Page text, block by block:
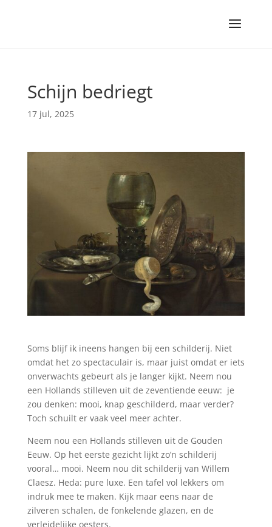
Schijn bedriegt
17 jul, 2025
Soms blijf ik ineens hangen bij een schilderij. Niet
omdat het zo spectaculair is, maar juist omdat er iets
onverwachts gebeurt als je langer kijkt. Neem nou
een Hollands stilleven uit de zeventiende eeuw: je
zou denken: mooi, knap geschilderd, maar verder?
Toch schuilt er vaak veel meer achter.
Neem nou een Hollands stilleven uit de Gouden
Eeuw. Op het eerste gezicht lijkt zo’n schilderij
vooral… mooi. Neem nou dit schilderij van Willem
Claesz. Heda: pure luxe. Een tafel vol lekkers om
indruk mee te maken. Kijk maar eens naar de
zilveren schalen, de fonkelende glazen, en de
verleidelijke oesters.